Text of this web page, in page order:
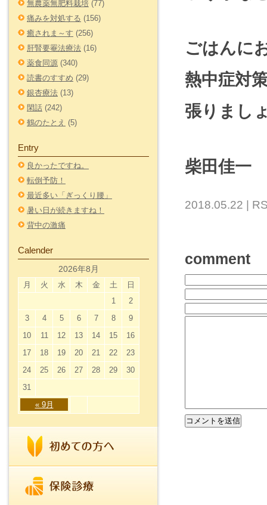
無農薬無肥料栽培 (77)
痛みを対処する (156)
癒されま～す (256)
肝腎要罨法療法 (16)
薬食同源 (340)
読書のすすめ (29)
銀杏療法 (13)
閑話 (242)
鶴のたとえ (5)
Entry
良かったですね。
転倒予防！
最近多い「ぎっくり腰」
暑い日が続きますね！
背中の激痛
Calender
2026年8月
月 火 水 木 金 土 日
« 9月
1
2
3
4 5 6 7 8
9
10
11 12 13 14 15
16
17
18 19 20 21 22
23
24
25 26 27 28 29
30
31
ごはんに
熱中症対
張りまし
柴田佳一
2018.05.22 |
comment